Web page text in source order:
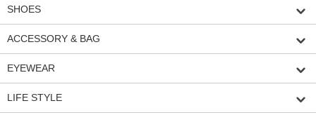
SHOES
ACCESSORY & BAG
EYEWEAR
LIFE STYLE